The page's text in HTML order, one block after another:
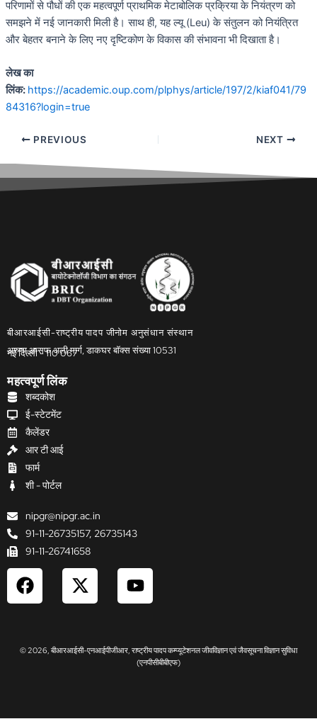
परिणामों से पौधों की एक महत्वपूर्ण प्राथमिक मेटाबोलिक प्रक्रिया के नियंत्रण को
समझने में नई जानकारी मिली है। साथ ही, यह ल्यू (Leu) के संतुलन को नियंत्रित
और बेहतर बनाने के लिए नए दृष्टिकोण के विकास की संभावना भी दिखाता है।
लेख का
लिंक: https://academic.oup.com/plphys/article/197/2/kiaf041/79
84316?login=true
PREVIOUS NEXT
बीआरआईसी-राष्ट्रीय पादप जीनोम अनुसंधान संस्थान
अरुणा आसफ अली मार्ग, डाकघर बॉक्स संख्या 10531
नई दिल्ली - 110 067
महत्वपूर्ण लिंक
शब्दकोश
ई-स्टेटमेंट
कैलेंडर
आर टी आई
फार्म
शी - पोर्टल
nipgr@nipgr.ac.in
91-11-26735157, 26735143
91-11-26741658
F
a
b
X
-
i
Y
o
u
b
© 2026, बीआरआईसी-एनआईपीजीआर, राष्ट्रीय पादप कम्प्यूटेशनल जीवविज्ञान एवं जैवसूचना विज्ञान सुविधा
(एनपीसीबीबीएफ)